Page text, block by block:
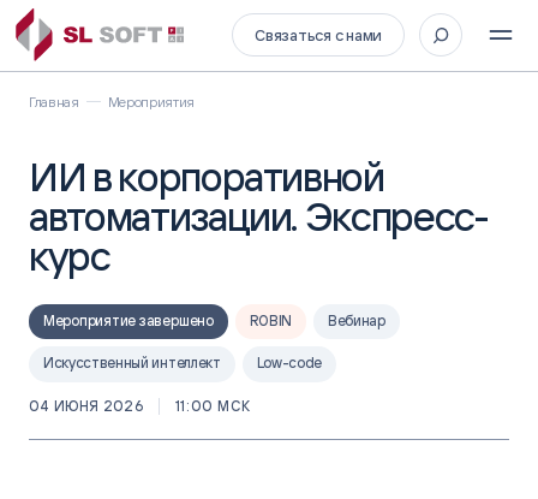
Связаться с нами
Главная Мероприятия
ИИ в корпоративной
автоматизации. Экспресс-
курс
Мероприятие завершено ROBIN Вебинар
Искусственный интеллект Low-code
04 ИЮНЯ 2026 11:00 МСК